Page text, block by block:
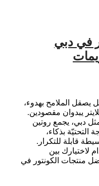
في دبي
يصقل الملامح بهدوء،
يبدوان مقصودين.
دبي، يجمع روتين
التحتيّة بذكاء،
قابلة للتكرار.
لاختيارك بين
منتجات الكونتور في